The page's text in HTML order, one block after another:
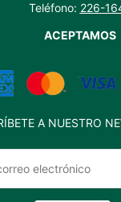
Teléfono: 226-
ACEPTAMOS
A NUESTRO